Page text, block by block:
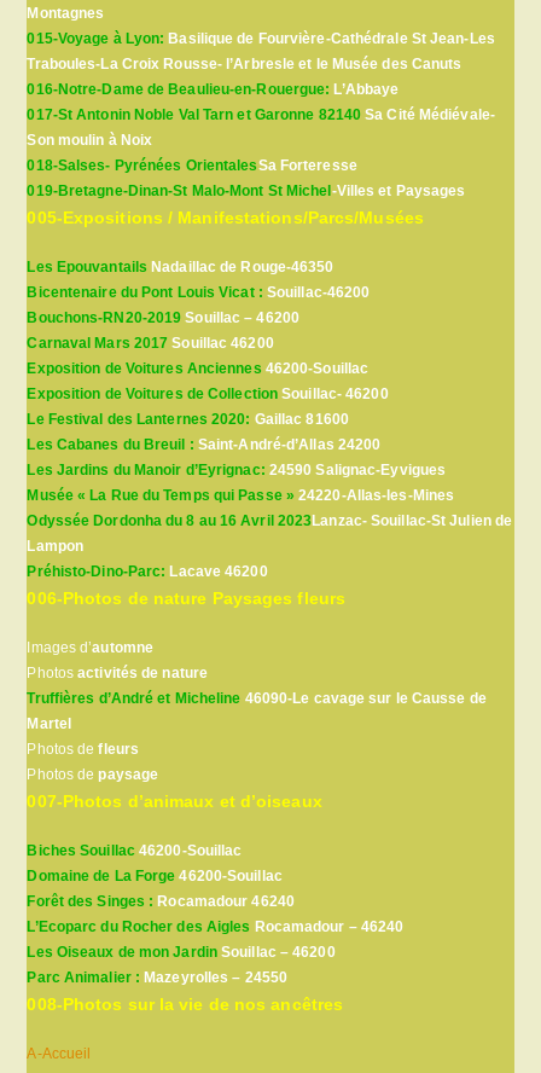
Montagnes
015-Voyage à Lyon: Basilique de Fourvière-Cathédrale St Jean-Les
Traboules-La Croix Rousse- l’Arbresle et le Musée des Canuts
016-Notre-Dame de Beaulieu-en-Rouergue: L’Abbaye
017-St Antonin Noble Val Tarn et Garonne 82140 Sa Cité Médiévale-
Son moulin à Noix
018-Salses- Pyrénées OrientalesSa Forteresse
019-Bretagne-Dinan-St Malo-Mont St Michel -Villes et Paysages
005-Expositions / Manifestations/Parcs/Musées
Les Epouvantails Nadaillac de Rouge-46350
Bicentenaire du Pont Louis Vicat : Souillac-46200
Bouchons-RN20-2019Souillac – 46200
Carnaval Mars 2017 Souillac 46200
Exposition de Voitures Anciennes 46200-Souillac
Exposition de Voitures de Collection Souillac- 46200
Le Festival des Lanternes 2020: Gaillac 81600
Les Cabanes du Breuil : Saint-André-d’Allas 24200
Les Jardins du Manoir d’Eyrignac: 24590 Salignac-Eyvigues
Musée « La Rue du Temps qui Passe » 24220-Allas-les-Mines
Odyssée Dordonha du 8 au 16 Avril 2023Lanzac- Souillac-St Julien de
Lampon
Préhisto-Dino-Parc: Lacave 46200
006-Photos de nature Paysages fleurs
Images d’automne
Photosactivités de nature
Truffières d’André et Micheline 46090-Le cavage sur le Causse de
Martel
Photos defleurs
Photos depaysage
007-Photos d’animaux et d’oiseaux
Biches Souillac46200-Souillac
Domaine de La Forge 46200-Souillac
Forêt des Singes : Rocamadour 46240
L’Ecoparc du Rocher des Aigles Rocamadour – 46240
Les Oiseaux de mon JardinSouillac – 46200
Parc Animalier : Mazeyrolles – 24550
008-Photos sur la vie de nos ancêtres
A-Accueil